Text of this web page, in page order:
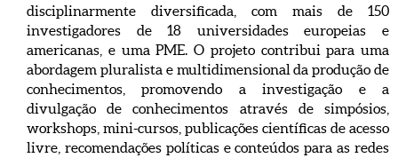
disciplinarmente diversificada, com mais de 150
investigadores de 18 universidades europeias e
americanas, e uma PME. O projeto contribui para uma
abordagem pluralista e multidimensional da produção de
conhecimentos, promovendo a investigação e a
divulgação de conhecimentos através de simpósios,
workshops, mini-cursos, publicações científicas de acesso
livre, recomendações políticas e conteúdos para as redes